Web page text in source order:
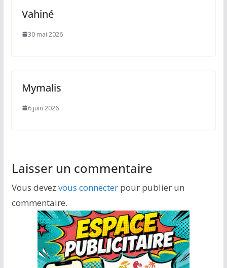
Vahiné
30 mai 2026
Mymalis
6 juin 2026
Laisser un commentaire
Vous devez vous connecterpour publier un
commentaire.